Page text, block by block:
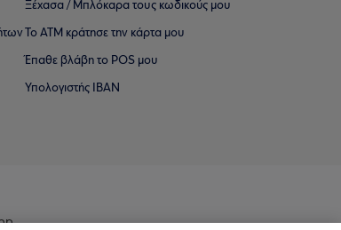
Ξέχασα / Μπλόκαρα τους κωδικούς μου
Το ΑΤΜ κράτησε την κάρτα μου
Έπαθε βλάβη το POS μου
Υπολογιστής IBAN